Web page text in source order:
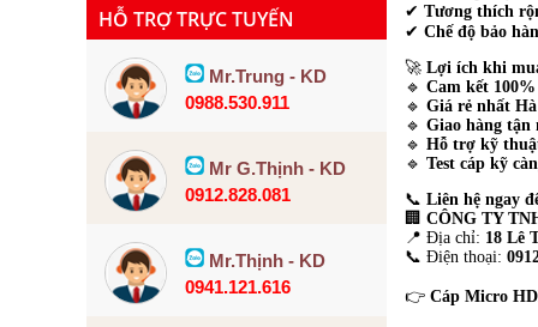
HỖ TRỢ TRỰC TUYẾN
Mr.Trung - KD
0988.530.911
Mr G.Thịnh - KD
0912.828.081
Mr.Thịnh - KD
0941.121.616
✔ Tương thích
✔ Chế độ bảo
🚀 Lợi ích khi
🔹 Cam kết
🔹 Giá rẻ nhất
🔹 Giao hàng tận
🔹 Hỗ trợ kỹ
🔹 Test cáp kỹ
📞 Liên hệ ngay
🏢 CÔNG TY
📍 Địa chỉ: 18 Lê
📞 Điện thoại:
👉 Cáp Micro